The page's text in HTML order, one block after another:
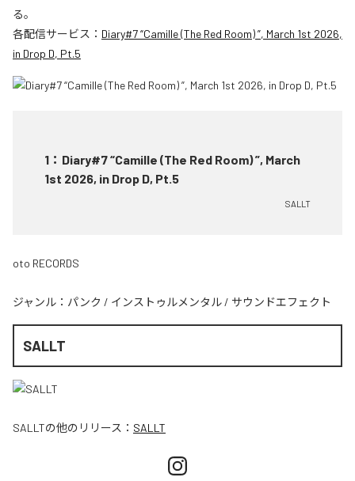
る。
各配信サービス： Diary#7 “Camille (The Red Room) ”, March 1st 2026,
in Drop D, Pt.5
1 ： Diary#7 “Camille (The Red Room) ”, March
1st 2026, in Drop D, Pt.5
SALLT
oto RECORDS
ジャンル： パンク / インストゥルメンタル / サウンドエフェクト
SALLT
SALLTの他のリリース： SALLT